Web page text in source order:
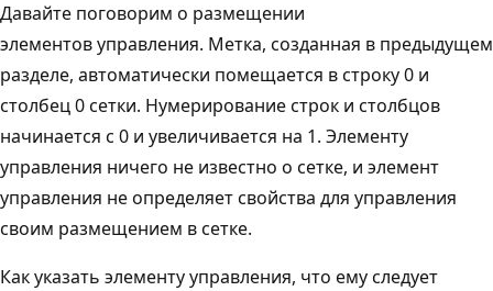
Давайте поговорим о размещении
элементов управления. Метка, созданная в предыдущем
разделе, автоматически помещается в строку 0 и
столбец 0 сетки. Нумерирование строк и столбцов
начинается с 0 и увеличивается на 1. Элементу
управления ничего не известно о сетке, и элемент
управления не определяет свойства для управления
своим размещением в сетке.
Как указать элементу управления, что ему следует